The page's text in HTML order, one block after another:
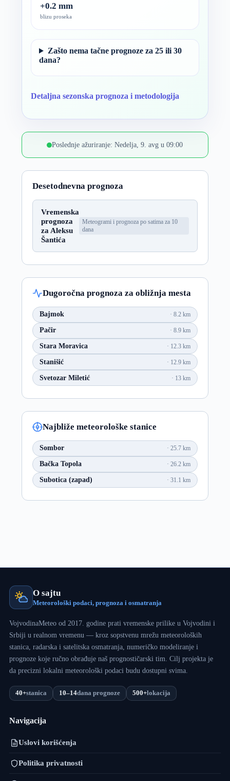
+0.2 mm
blizu proseka
Zašto nema tačne prognoze za 25 ili 30
dana?
Detaljna sezonska prognoza i metodologija
Poslednje ažuriranje: Nedelja, 9. avg u 09:00
Desetodnevna prognoza
Vremenska
prognoza
za Aleksu
Šantića
Meteogrami i prognoza po satima za 10
dana
Dugoročna prognoza za obližnja mesta
Bajmok 8.2 km
Pačir 8.9 km
Stara Moravica 12.3 km
Stanišić 12.9 km
Svetozar Miletić 13 km
Najbliže meteorološke stanice
Sombor 25.7 km
Bačka Topola 26.2 km
Subotica (zapad) 31.1 km
O sajtu
Meteorološki podaci, prognoza i osmatranja
VojvodinaMeteo od 2017. godine prati vremenske prilike u Vojvodini i
Srbiji u realnom vremenu — kroz sopstvenu mrežu meteoroloških
stanica, radarska i satelitska osmatranja, numeričko modeliranje i
prognoze koje ručno obrađuje naš prognostičarski tim. Cilj projekta je
da precizni lokalni meteorološki podaci budu dostupni svima.
40+stanica 10–14dana prognoze 500+lokacija
Navigacija
Uslovi korišćenja
Politika privatnosti